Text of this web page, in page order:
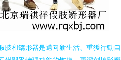
肢和矯形器是邁向新生活、重獲行動